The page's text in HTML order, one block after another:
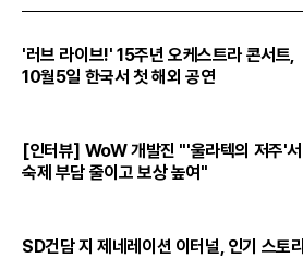
'러브 라이브!' 15주년 오케스트라 콘서트,
10월5일 한국서 첫 해외 공연
[인터뷰] WoW 개발진 "'울라텍의 저주'서
숙제 부담 줄이고 보상 높여"
SD건담 지 제네레이션 이터널, 인기 스토리